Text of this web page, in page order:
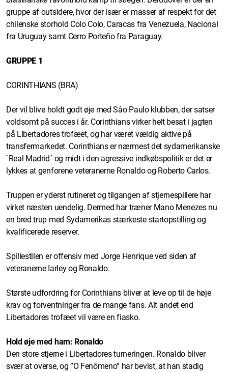
gruppe af outsidere, hvor der især er masser af respekt for det
chilenske storhold Colo Colo, Caracas fra Venezuela, Nacional
fra Uruguay samt Cerro Porteño fra Paraguay.
GRUPPE 1
CORINTHIANS (BRA)
Der vil blive holdt godt øje med Sâo Paulo klubben, der satser
voldsomt på succes i år. Corinthians virker helt besat i jagten
på Libertadores trofæet, og har været vældig aktive på
transfermarkedet. Corinthians er nærmest det sydamerikanske
`Real Madrid´ og midt i den agressive indkøbspolitik er det er
lykkes at genforene veteranerne Ronaldo og Roberto Carlos.
Truppen er yderst rutineret og tilgangen af stjernespillere har
virket næsten uendelig. Dermed har træner Mano Menezes nu
en bred trup med Sydamerikas stærkeste startopstilling og
kvalificerede reserver.
Spillestilen er offensiv med Jorge Henrique ved siden af
veteranerne Iarley og Ronaldo.
Største udfordring for Corinthians bliver at leve op til de høje
krav og forventninger fra de mange fans. Alt andet end
Libertadores trofæet vil være en fiasko.
Hold øje med ham: Ronaldo
Den store stjerne i Libertadores turneringen. Ronaldo bliver
svær at overse, og ”O Fenômeno” har bevist, at han stadig